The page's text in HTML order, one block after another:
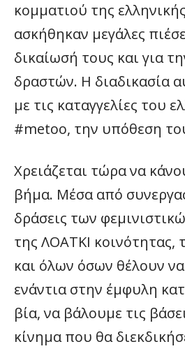
κομματιού της
ασκήθηκαν μεγάλες
δικαίωσή τους και για
δραστών. Η διαδικασία
με τις καταγγελίες του
#metoo, την υπόθεση
Χρειάζεται τώρα να
βήμα. Μέσα από
δράσεις των
της ΛΟΑΤΚΙ κοινότητας,
και όλων όσων θέλουν
ενάντια στην έμφυλη
βία, να βάλουμε τις
κίνημα που θα